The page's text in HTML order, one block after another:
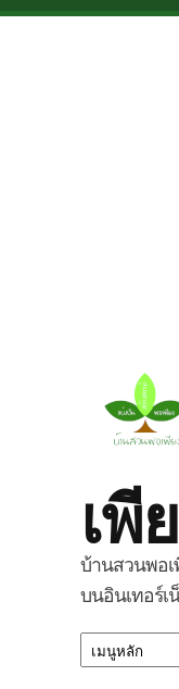
Skip to main content
เพี
บ้านสวนพอเ
บนอินเทอร์เ